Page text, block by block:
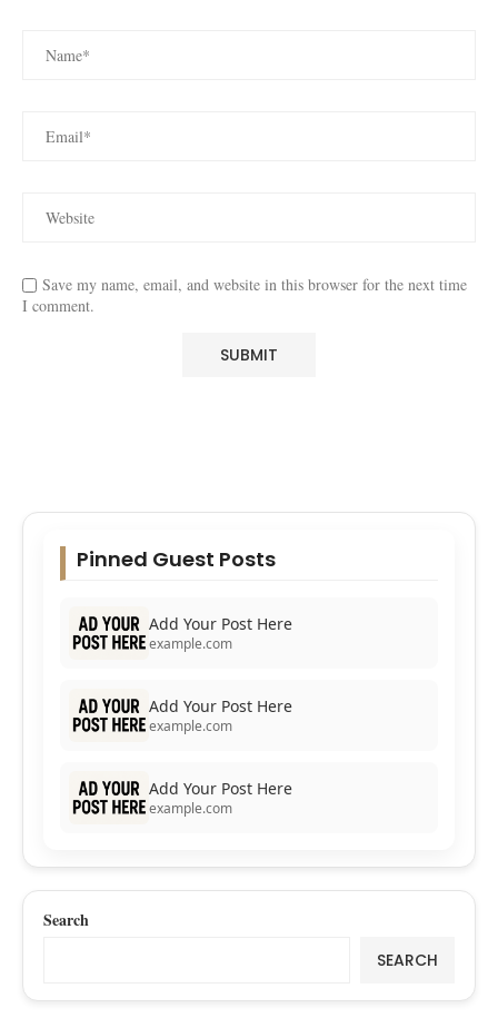
Save my name, email, and website in this browser for the next time
I comment.
Pinned Guest Posts
Add Your Post Here
example.com
Add Your Post Here
example.com
Add Your Post Here
example.com
Search
SEARCH